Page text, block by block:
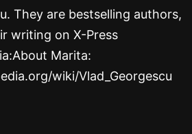
They are bestselling authors,
writing on X-Press
Marita:
wiki/Vlad_Georgescu